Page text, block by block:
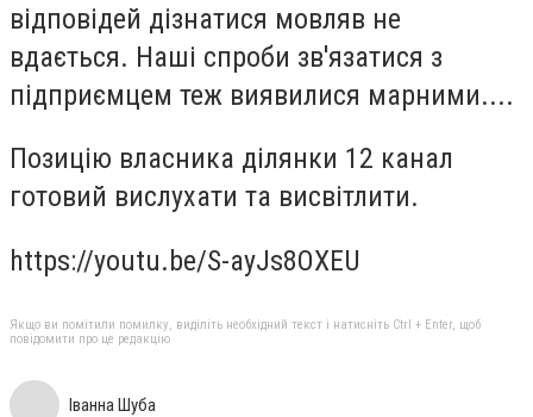
відповідей дізнатися мовляв не
вдається. Наші спроби зв'язатися з
підприємцем теж виявилися марними....
Позицію власника ділянки 12 канал
готовий вислухати та висвітлити.
https://youtu.be/S-ayJs8OXEU
Якщо ви помітили помилку, виділіть необхідний текст і натисніть Ctrl + Enter, щоб
повідомити про це редакцію
Іванна Шуба